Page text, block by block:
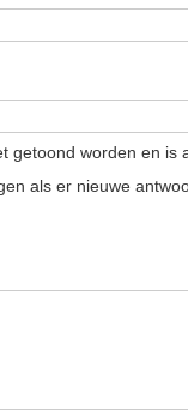
getoond worden en is
als er nieuwe